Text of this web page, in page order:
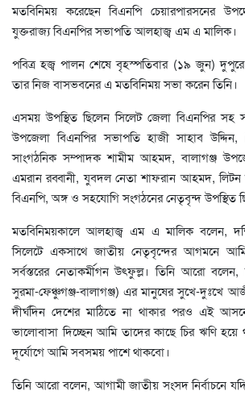
মতবিনিময় করেছেন বিএনপি চেয়ারপারসনের
যুক্তরাজ্য বিএনপির সভাপতি আলহাজ্ব এম এ মালিক।
পবিত্র হজ্ব পালন শেষে বৃহস্পতিবার (১৯ জুন) দুপুরে
তার নিজ বাসভবনের এ মতবিনিময় সভা করেন তিনি।
এসময় উপস্থিত ছিলেন সিলেট জেলা বিএনপির সহ
উপজেলা বিএনপির সভাপতি হাজী সাহাব উদ্দিন,
সাংগঠনিক সম্পাদক শামীম আহমদ, বালাগঞ্জ
এমরান রব্বানী, যুবদল নেতা শাফরান আহমদ,
বিএনপি, অঙ্গ ও সহযোগি সংগঠনের নেতৃবৃন্দ উপস্থিত
মতবিনিময়কালে আলহাজ্ব এম এ মালিক বলেন,
সিলেটে একসাথে জাতীয় নেতৃবৃন্দের আগমনে
সর্বস্তরের নেতাকর্মীগন উৎফুল্ল। তিনি আরো
সুরমা-ফেঞ্চুগঞ্জ-বালাগঞ্জ) এর মানুষের সুখে-দুঃখে
দীর্ঘদিন দেশের মাঠিতে না থাকার পরও এই
ভালোবাসা দিচ্ছেন আমি তাদের কাছে চির ঋণি
দূর্যোগে আমি সবসময় পাশে থাকবো।
তিনি আরো বলেন, আগামী জাতীয় সংসদ নির্বাচনে